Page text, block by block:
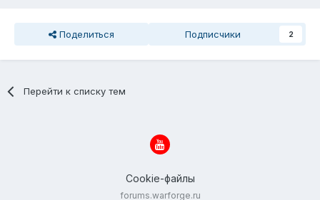
Поделиться Подписчики 2
Перейти к списку тем
Cookie-файлы
forums.warforge.ru